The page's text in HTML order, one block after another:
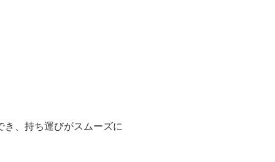
、持ち運びがスムーズに